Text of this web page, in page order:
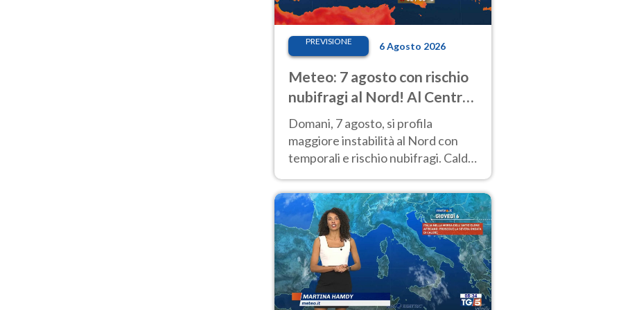
PREVISIONE 6 Agosto 2026
Meteo: 7 agosto con rischio
nubifragi al Nord! Al Centro-
Sud caldo estremo
Domani, 7 agosto, si profila
maggiore instabilità al Nord con
temporali e rischio nubifragi. Caldo
previsioni.